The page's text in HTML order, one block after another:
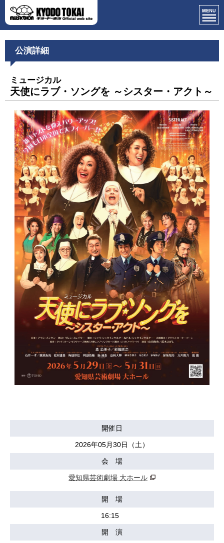
公演詳細
ミュージカル
天使にラブ・ソングを ～シスター・アクト～
開催日
2026年05月30日（土）
会 場
愛知県芸術劇場 大ホール
開 場
16:15
開 演